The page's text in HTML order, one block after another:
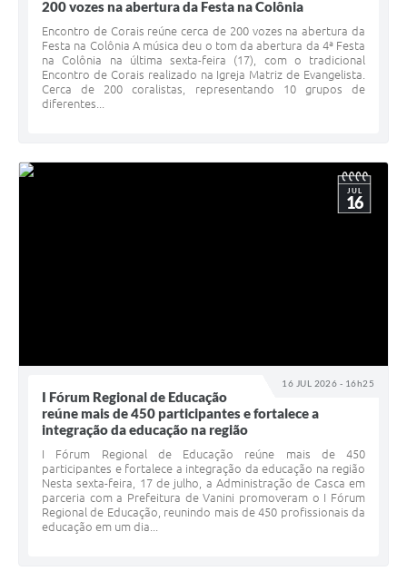
200 vozes na abertura da Festa na Colônia
Encontro de Corais reúne cerca de 200 vozes na abertura da
Festa na Colônia A música deu o tom da abertura da 4ª Festa
na Colônia na última sexta-feira (17), com o tradicional
Encontro de Corais realizado na Igreja Matriz de Evangelista.
Cerca de 200 coralistas, representando 10 grupos de
diferentes...
16 JUL 2026 - 16h25
JUL
16
I Fórum Regional de Educação
reúne mais de 450 participantes e fortalece a
integração da educação na região
I Fórum Regional de Educação reúne mais de 450
participantes e fortalece a integração da educação na região
Nesta sexta-feira, 17 de julho, a Administração de Casca em
parceria com a Prefeitura de Vanini promoveram o I Fórum
Regional de Educação, reunindo mais de 450 profissionais da
educação em um dia...